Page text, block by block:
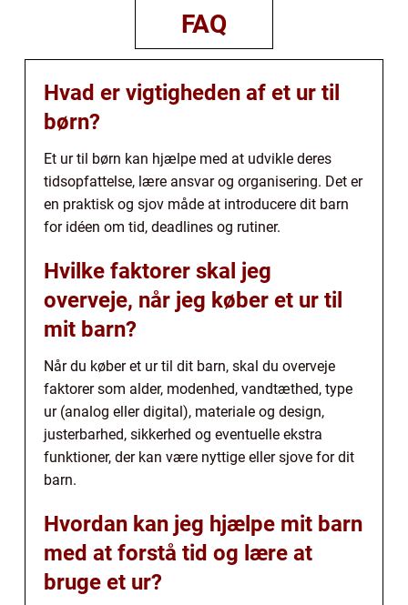
FAQ
Hvad er vigtigheden af et ur til
børn?
Et ur til børn kan hjælpe med at udvikle deres
tidsopfattelse, lære ansvar og organisering. Det er
en praktisk og sjov måde at introducere dit barn
for idéen om tid, deadlines og rutiner.
Hvilke faktorer skal jeg
overveje, når jeg køber et ur til
mit barn?
Når du køber et ur til dit barn, skal du overveje
faktorer som alder, modenhed, vandtæthed, type
ur (analog eller digital), materiale og design,
justerbarhed, sikkerhed og eventuelle ekstra
funktioner, der kan være nyttige eller sjove for dit
barn.
Hvordan kan jeg hjælpe mit barn
med at forstå tid og lære at
bruge et ur?